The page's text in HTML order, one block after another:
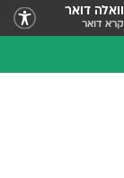
וואלה דואר
קרא דואר